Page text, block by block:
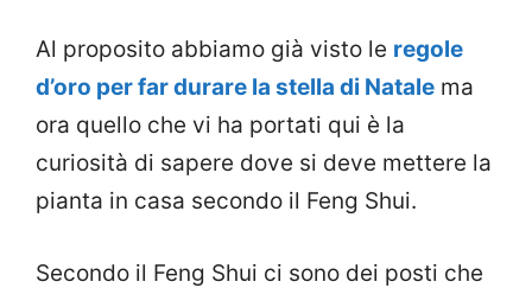
Al proposito abbiamo già visto le regole
d’oro per far durare la stella di Natale ma
ora quello che vi ha portati qui è la
curiosità di sapere dove si deve mettere la
pianta in casa secondo il Feng Shui.
Secondo il Feng Shui ci sono dei posti che